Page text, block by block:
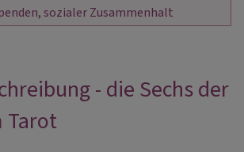
sozialer Zusammenhalt
- die Sechs der
Tarot